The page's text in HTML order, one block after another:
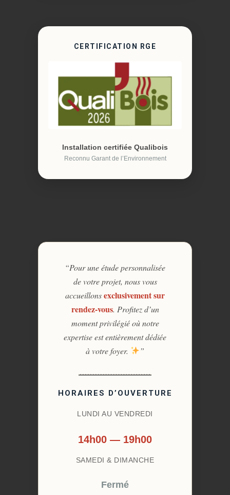
CERTIFICATION RGE
Installation certifiée Qualibois
Reconnu Garant de l’Environnement
“Pour une étude personnalisée
de votre projet, nous vous
accueillonsexclusivement sur
rendez-vous. Profitez d’un
moment privilégié où notre
expertise est entièrement dédiée
à votre foyer.
”
HORAIRES D’OUVERTURE
LUNDI AU VENDREDI
14h00 — 19h00
SAMEDI & DIMANCHE
Fermé